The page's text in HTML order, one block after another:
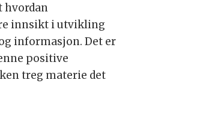
hvordan
innsikt i utvikling
informasjon. Det er
positive
treg materie det